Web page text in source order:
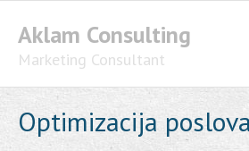
content
Aklam Consulting
Marketing Consultant
Optimizacija